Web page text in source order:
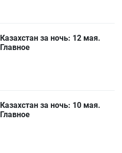
Казахстан за ночь: 12 мая.
Главное
Казахстан за ночь: 10 мая.
Главное